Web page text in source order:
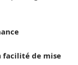
facilité de mise